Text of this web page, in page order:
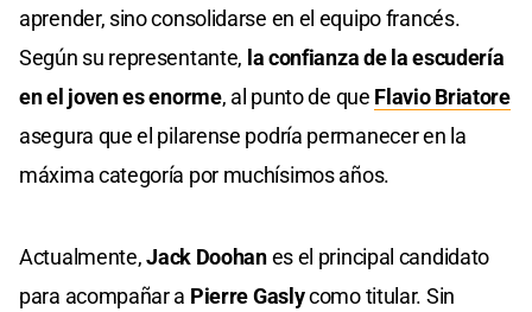
aprender, sino consolidarse en el equipo francés.
Según su representante, la confianza de la escudería
en el joven es enorme, al punto de que Flavio Briatore
asegura que el pilarense podría permanecer en la
máxima categoría por muchísimos años.
Actualmente,Jack Doohanes el principal candidato
para acompañar a Pierre Gaslycomo titular. Sin